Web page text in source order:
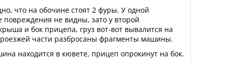
что на обочине стоят 2 фуры. У одной
повреждения не видны, зато у второй
и бок прицепа, груз вот-вот вывалится на
части разбросаны фрагменты машины.
находится в кювете, прицеп опрокинут на бок.